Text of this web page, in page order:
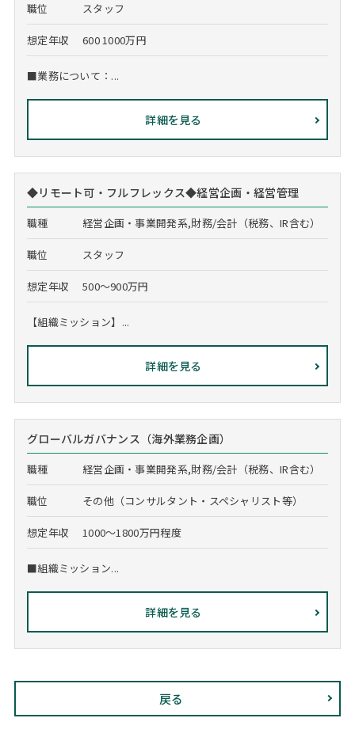
職位 スタッフ
想定年収 600 1000万円
■業務について：...
詳細を見る
◆リモート可・フルフレックス◆経営企画・経営管理
職種 経営企画・事業開発系,財務/会計（税務、IR含む）
職位 スタッフ
想定年収 500～900万円
【組織ミッション】...
詳細を見る
グローバルガバナンス（海外業務企画）
職種 経営企画・事業開発系,財務/会計（税務、IR含む）
職位 その他（コンサルタント・スペシャリスト等）
想定年収 1000～1800万円程度
■組織ミッション...
詳細を見る
戻る